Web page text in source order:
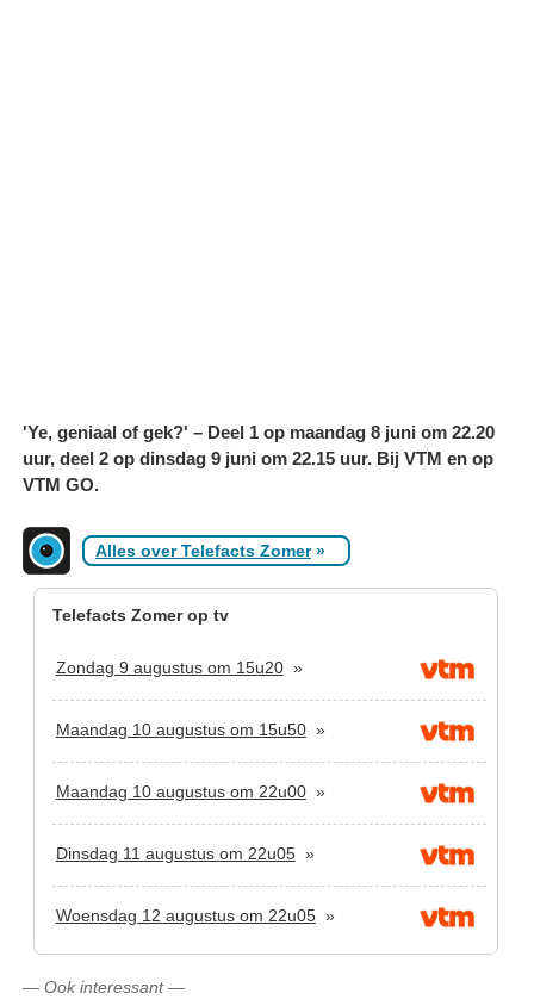
'Ye, geniaal of gek?' – Deel 1 op maandag 8 juni om 22.20
uur, deel 2 op dinsdag 9 juni om 22.15 uur. Bij VTM en op
VTM GO.
Alles over Telefacts Zomer»
Telefacts Zomer op tv
Zondag 9 augustus om 15u20»
Maandag 10 augustus om 15u50»
Maandag 10 augustus om 22u00»
Dinsdag 11 augustus om 22u05»
Woensdag 12 augustus om 22u05»
— Ook interessant—